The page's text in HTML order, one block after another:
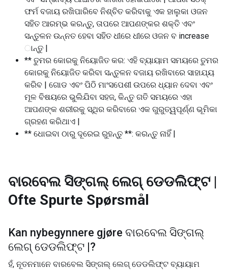
ଫର୍ମ ବଜାୟ ରଖିପାରିବେ ନିଶ୍ଚିତ କରିବାକୁ ଏକ ହାଲୁକା ଓଜନ
ସହିତ ଆରମ୍ଭ କରନ୍ତୁ, ତାପରେ ଆପଣଙ୍କର ଶକ୍ତି ଏବଂ
ସନ୍ତୁଳନ ଉନ୍ନତ ହେବା ସହିତ ଧୀରେ ଧୀରେ ଓଜନ ବ increase
ାନ୍ତୁ |
** ତୁମର କୋରକୁ ନିୟୋଜିତ କର: ଏହି ବ୍ୟାୟାମ ସମୟରେ ତୁମର
କୋରକୁ ନିୟୋଜିତ କରିବା ସନ୍ତୁଳନ ବଜାୟ ରଖିବାରେ ସାହାଯ୍ୟ
କରିବ | ଗୋଡ ଏବଂ ପିଠି ମାଂସପେଶୀ ଉପରେ ଧ୍ୟାନ ଦେବା ଏବଂ
ମୂଳ ବିଷୟରେ ଭୁଲିଯିବା ସହଜ, କିନ୍ତୁ ଗତି ସମୟରେ ଏହା
ଆପଣଙ୍କ ଶରୀରକୁ ସ୍ଥିର କରିବାରେ ଏକ ଗୁରୁତ୍ୱପୂର୍ଣ୍ଣ ଭୂମିକା
ଗ୍ରହଣ କରିଥାଏ |
** ଧୋଇବା ଠାରୁ ଦୂରେଇ ରୁହନ୍ତୁ **: କରନ୍ତୁ ନାହିଁ |
ବାରବେଲ ସିଙ୍ଗଲ୍ ଲେଗ୍ ଡେଡଲିଫ୍ଟ |
Ofte Spurte Spørsmål
Kan nybegynnere gjøre ବାରବେଲ ସିଙ୍ଗଲ୍
ଲେଗ୍ ଡେଡଲିଫ୍ଟ |?
ହଁ, ନୂତନମାନେ ବାରବେଲ ସିଙ୍ଗଲ୍ ଲେଗ୍ ଡେଡଲିଫ୍ଟ ବ୍ୟାୟାମ